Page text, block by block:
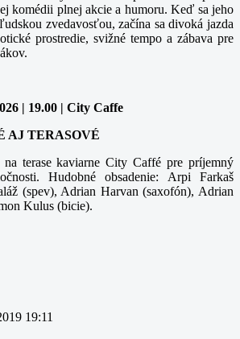
komédii plnej akcie a humoru. Keď sa jeho
zvedavosťou, začína sa divoká jazda
prostredie, svižné tempo a zábava pre
| 19.00 | City Caffe
AJ TERASOVÉ
terase kaviarne City Caffé pre príjemný
Hudobné obsadenie: Arpi Farkaš
(spev), Adrian Harvan (saxofón), Adrian
Kulus (bicie).
19:11